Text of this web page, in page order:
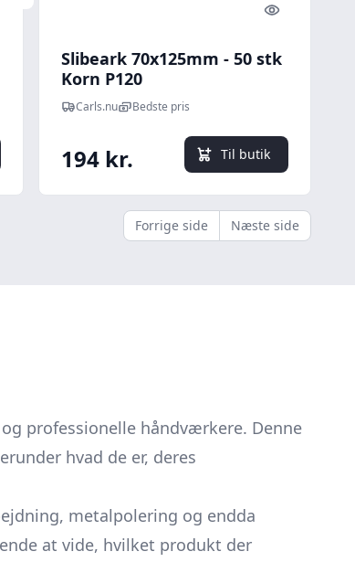
look Quick look
Slibeark 70x125mm - 50 stk
Korn P120
Carls.nu Bedste pris
194 kr. Til butik
Forrige side Næste side
professionelle håndværkere. Denne
hvad de er, deres
metalpolering og endda
at vide, hvilket produkt der